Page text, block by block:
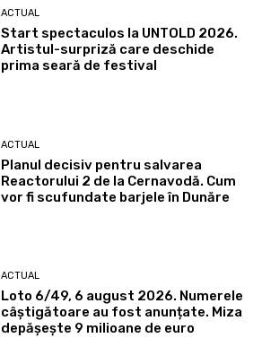
ACTUAL
Start spectaculos la UNTOLD 2026.
Artistul-surpriză care deschide
prima seară de festival
ACTUAL
Planul decisiv pentru salvarea
Reactorului 2 de la Cernavodă. Cum
vor fi scufundate barjele în Dunăre
ACTUAL
Loto 6/49, 6 august 2026. Numerele
câștigătoare au fost anunțate. Miza
depășește 9 milioane de euro